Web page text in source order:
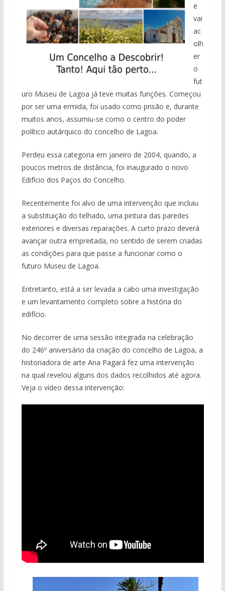
e
vai
ac
olh
er
o
fut
uro Museu de Lagoa já teve muitas funções. Começou
por ser uma ermida, foi usado como prisão e, durante
muitos anos, assumiu-se como o centro do poder
político autárquico do concelho de Lagoa.
Perdeu essa categoria em janeiro de 2004, quando, a
poucos metros de distância, foi inaugurado o novo
Edifício dos Paços do Concelho.
Recentemente foi alvo de uma intervenção que incluiu
a substituição do telhado, uma pintura das paredes
exteriores e diversas reparações. A curto prazo deverá
avançar outra empreitada, no sentido de serem criadas
as condições para que passe a funcionar como o
futuro Museu de Lagoa.
Entretanto, está a ser levada a cabo uma investigação
e um levantamento completo sobre a história do
edifício.
No decorrer de uma sessão integrada na celebração
do 246º aniversário da criação do concelho de Lagoa, a
historiadora de arte Ana Pagará fez uma intervenção
na qual revelou alguns dos dados recolhidos até agora.
Veja o vídeo dessa intervenção: